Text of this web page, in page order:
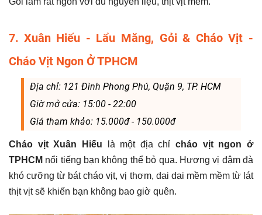
7. Xuân Hiếu - Lẩu Măng, Gỏi & Cháo Vịt -
Cháo Vịt Ngon Ở TPHCM
Địa chỉ: 121 Đình Phong Phú, Quận 9, TP. HCM
Giờ mở cửa: 15:00 - 22:00
Giá tham khảo: 15.000đ - 150.000đ
Cháo vịt Xuân Hiếu là một địa chỉ cháo vịt ngon ở
TPHCM nổi tiếng bạn không thể bỏ qua. Hương vị đậm đà
khó cưỡng từ bát cháo vịt, vị thơm, dai dai mềm mềm từ lát
thịt vịt sẽ khiến bạn không bao giờ quên.